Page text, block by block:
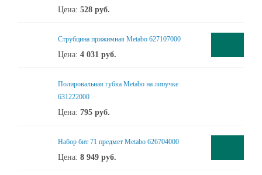
Цена: 528 руб.
Cтрубцина прижимная Metabo 627107000
Цена: 4 031 руб.
Полировальная губка Metabo на липучке
631222000
Цена: 795 руб.
Набор бит 71 предмет Metabo 626704000
Цена: 8 949 руб.